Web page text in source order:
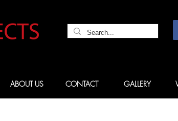
ABOUT US CONTACT GALLERY